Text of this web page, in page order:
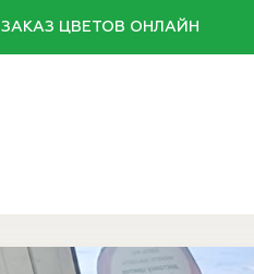
ЗАКАЗ ЦВЕТОВ ОНЛАЙН